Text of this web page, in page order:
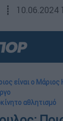
┋ 10.06.2024
είναι ο
αθλητισμό